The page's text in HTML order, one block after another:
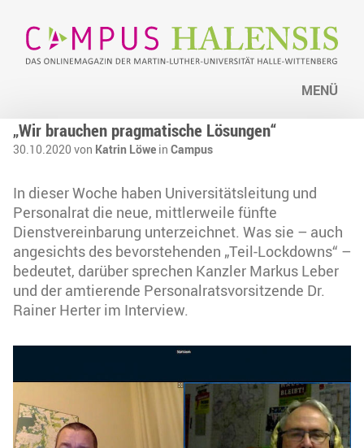
MENÜ
„Wir brauchen pragmatische Lösungen“
30.10.2020 von Katrin Löwe in Campus
In dieser Woche haben Universitätsleitung und
Personalrat die neue, mittlerweile fünfte
Dienstvereinbarung unterzeichnet. Was sie – auch
angesichts des bevorstehenden „Teil-Lockdowns“ –
bedeutet, darüber sprechen Kanzler Markus Leber
und der amtierende Personalratsvorsitzende Dr.
Rainer Herter im Interview.